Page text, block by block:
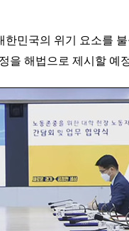
민국의 위기 요소를
을 해법으로 제시할 예